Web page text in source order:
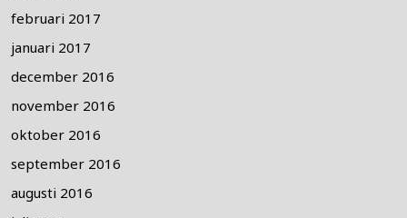
februari 2017
januari 2017
december 2016
november 2016
oktober 2016
september 2016
augusti 2016